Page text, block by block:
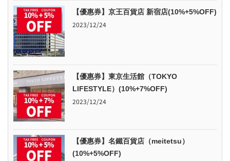
【優惠券】京王百貨店 新宿店(10%+5%OFF)
2023/12/24
【優惠券】東京生活館（TOKYO
LIFESTYLE）(10%+7%OFF)
2023/12/24
【優惠券】名鐵百貨店（meitetsu）
(10%+5%OFF)